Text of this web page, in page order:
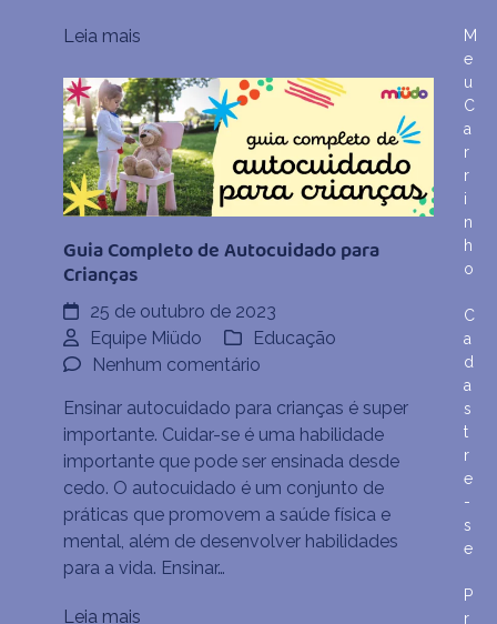
Leia mais
Guia Completo de Autocuidado para
Crianças
25 de outubro de 2023
Equipe Miüdo
Educação
Nenhum comentário
Completo
de
Autocuidado
para
Crianças
Ensinar autocuidado para crianças é super
importante. Cuidar-se é uma habilidade
importante que pode ser ensinada desde
cedo. O autocuidado é um conjunto de
práticas que promovem a saúde física e
mental, além de desenvolver habilidades
para a vida. Ensinar…
Leia mais
M
e
u
C
a
r
r
i
n
h
o
C
a
d
a
s
t
r
e
-
s
e
P
r